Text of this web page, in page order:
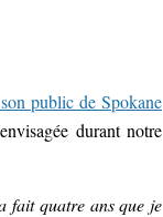
public de Spokane
durant notre
fait quatre ans que je